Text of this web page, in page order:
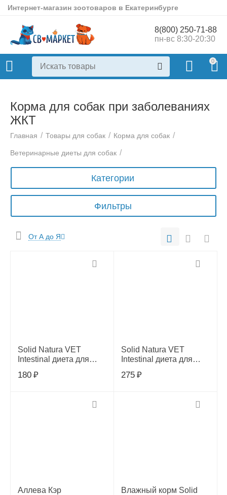
Интернет-магазин зоотоваров в Екатеринбурге
8(800) 250-71-88
пн-вс 8:30-20:30
0
Корма для собак при заболеваниях
ЖКТ
Главная / Товары для собак / Корма для собак /
Ветеринарные диеты для собак /
Категории
Фильтры
От А до Я
Solid Natura VET
Intestinal диета для
180 ₽
Solid Natura VET
Intestinal диета для
275 ₽
Аллева Кэр
Влажный корм Solid